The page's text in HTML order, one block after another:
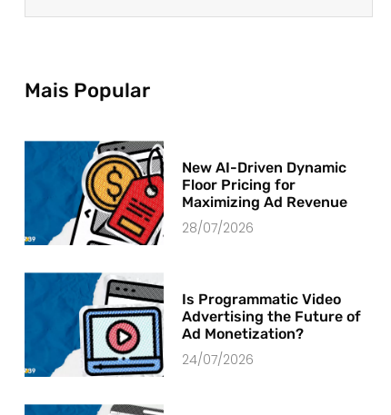
Mais Popular
New AI-Driven Dynamic
Floor Pricing for
Maximizing Ad Revenue
28/07/2026
Is Programmatic Video
Advertising the Future of
Ad Monetization?
24/07/2026